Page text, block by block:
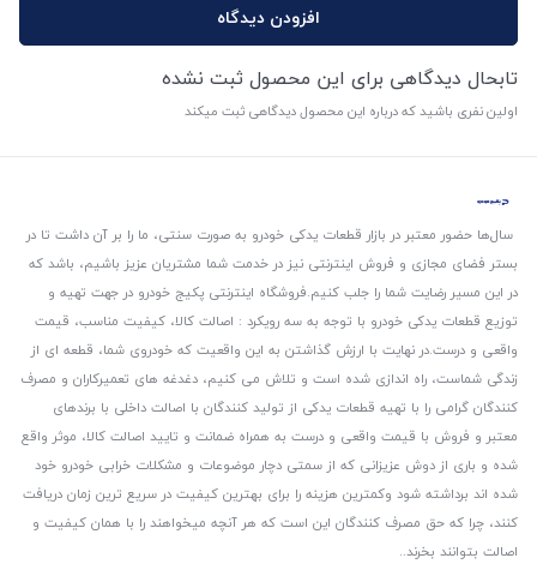
افزودن دیدگاه
تابحال دیدگاهی برای این محصول ثبت نشده
اولین نفری باشید که درباره این محصول دیدگاهی ثبت میکند
سال‌ها حضور معتبر در بازار قطعات یدکی خودرو به صورت سنتی، ما را بر آن داشت تا در
بستر فضای مجازی و فروش اینترنتی نیز در خدمت شما مشتریان عزیز باشیم، باشد که
در این مسیر رضایت شما را جلب کنیم.فروشگاه اینترنتی پکیج خودرو در جهت تهیه و
توزیع قطعات یدکی خودرو با توجه به سه رویکرد : اصالت کالا، کیفیت مناسب، قیمت
واقعی و درست.در نهایت با ارزش گذاشتن به این واقعیت که خودروی شما، قطعه ای از
زندگی شماست، راه اندازی شده است و تلاش می کنیم، دغدغه های تعمیرکاران و مصرف
کنندگان گرامی را با تهیه قطعات یدکی از تولید کنندگان با اصالت داخلی با برندهای
معتبر و فروش با قیمت واقعی و درست به همراه ضمانت و تایید اصالت کالا، موثر واقع
شده و باری از دوش عزیزانی که از سمتی دچار موضوعات و مشکلات خرابی خودرو خود
شده اند برداشته شود و‌کمترین هزینه را برای بهترین کیفیت در سریع ترین زمان دریافت
کنند، چرا که حق مصرف کنندگان این است که هر آنچه میخواهند را با همان کیفیت و
اصالت بتوانند بخرند..